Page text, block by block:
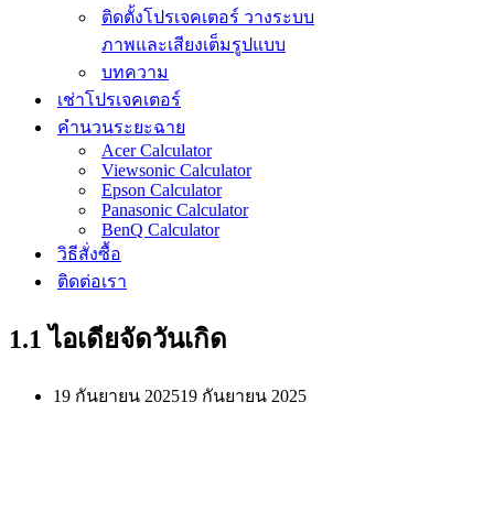
ติดตั้งโปรเจคเตอร์ วางระบบ
ภาพและเสียงเต็มรูปแบบ
บทความ
เช่าโปรเจคเตอร์
คำนวนระยะฉาย
Acer Calculator
Viewsonic Calculator
Epson Calculator
Panasonic Calculator
BenQ Calculator
วิธีสั่งซื้อ
ติดต่อเรา
1.1 ไอเดียจัดวันเกิด
19 กันยายน 202519 กันยายน 2025